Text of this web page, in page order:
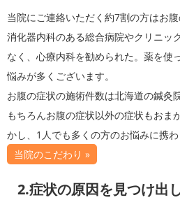
当院にご連絡いただく約7割の方はお腹
消化器内科のある総合病院やクリニッ
なく、心療内科を勧められた。薬を使
悩みが多くございます。
お腹の症状の施術件数は北海道の鍼灸
もちろんお腹の症状以外の症状もおま
かし、1人でも多くの方のお悩みに携わ
当院のこだわり »
2.症状の原因を見つけ出